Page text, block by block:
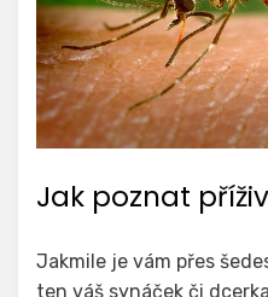
Jak poznat
Jakmile je vám přes
ten váš synáček či